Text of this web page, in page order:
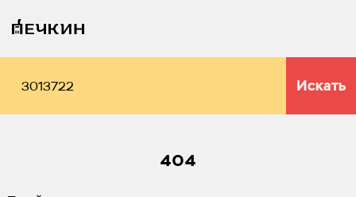
Искать
404